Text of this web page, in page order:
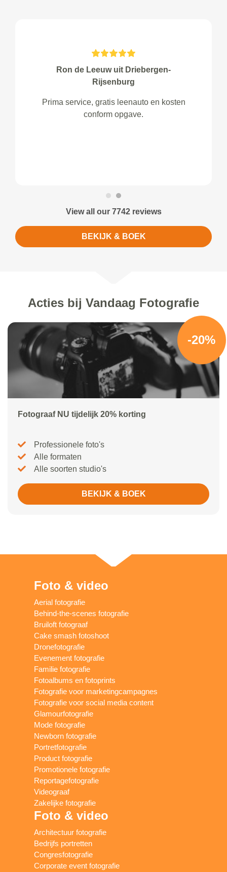
Ron de Leeuw uit Driebergen-
Rijsenburg
Prima service, gratis leenauto en kosten
conform opgave.
View all our 7742 reviews
BEKIJK & BOEK
Acties bij Vandaag Fotografie
-20%
Fotograaf NU tijdelijk 20% korting
Professionele foto's
Alle formaten
Alle soorten studio's
BEKIJK & BOEK
Foto & video
Aerial fotografie
Behind-the-scenes fotografie
Bruiloft fotograaf
Cake smash fotoshoot
Dronefotografie
Evenement fotografie
Familie fotografie
Fotoalbums en fotoprints
Fotografie voor marketingcampagnes
Fotografie voor social media content
Glamourfotografie
Mode fotografie
Newborn fotografie
Portretfotografie
Product fotografie
Promotionele fotografie
Reportagefotografie
Videograaf
Zakelijke fotografie
Foto & video
Architectuur fotografie
Bedrijfs portretten
Congresfotografie
Corporate event fotografie